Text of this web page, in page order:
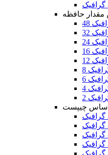
حافظه
اساس چیپست